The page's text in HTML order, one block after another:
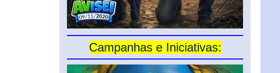
Campanhas e Iniciativas: